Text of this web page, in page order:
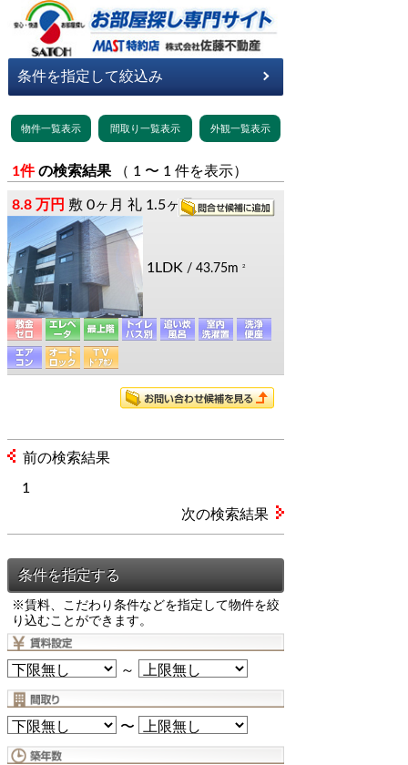
1件 の検索結果 （ 1 〜 1 件を表示）
8.8 万円 敷 0ヶ月 礼 1.5ヶ月
1LDK / 43.75m 2
前の検索結果
1
※賃料、こだわり条件などを指定して物件を絞
り込むことができます。
～
〜